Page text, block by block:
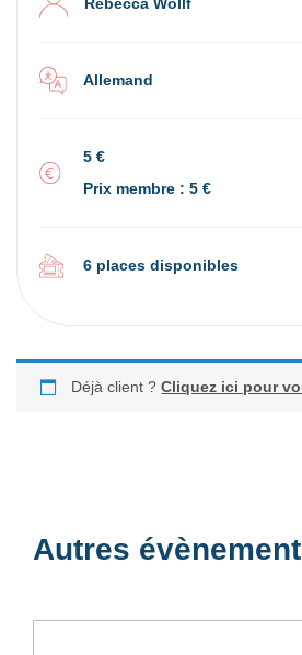
Allemand
5 €
Prix membre : 5 €
6 places disponibles
Déjà client ?Cliquez ici pour
Autres